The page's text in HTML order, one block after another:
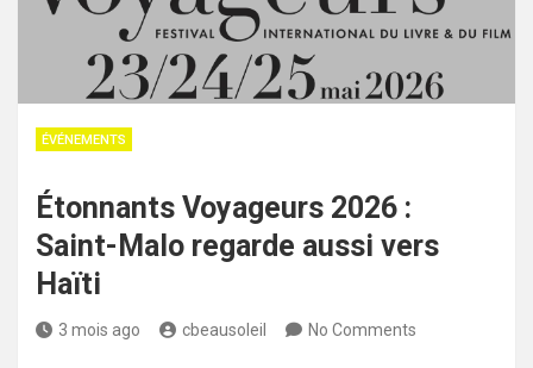
ÉVÉNEMENTS
Étonnants Voyageurs 2026 :
Saint-Malo regarde aussi vers
Haïti
3 mois ago cbeausoleil No Comments